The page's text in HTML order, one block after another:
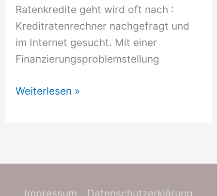
Ratenkredite geht wird oft nach :
Kreditratenrechner nachgefragt und
im Internet gesucht. Mit einer
Finanzierungsproblemstellung
Kreditratenrechner
Weiterlesen »
Impressum Datenschutzerklärung